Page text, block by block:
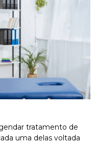
tratamento de
uma delas voltada